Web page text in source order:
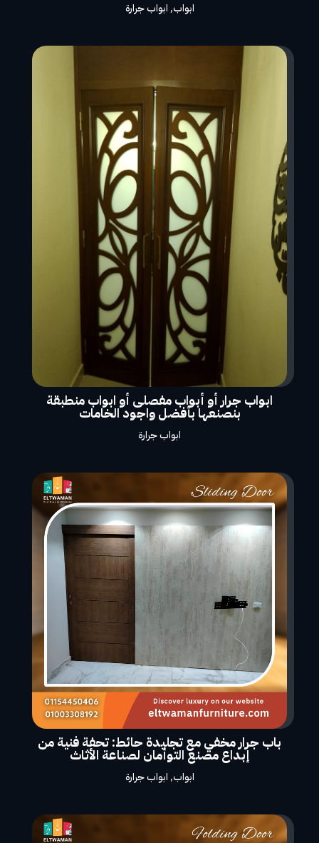
ابواب, ابواب جرارة
ابواب جرار أو أبواب مفصلى أو ابواب منطبقة
بنصنعها بأفضل واجود الخامات
ابواب جرارة
باب جرار مخفي مع تجليدة حائط: تحفة فنية من
إبداع مصنع التوأمان لصناعة الأثاث
ابواب, ابواب جرارة